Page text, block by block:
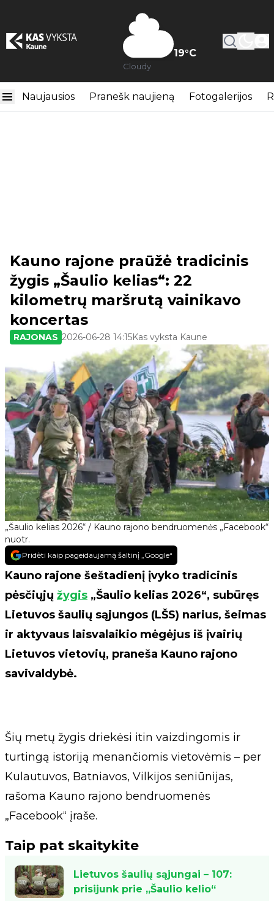
19°C
Cloudy
Naujausios Pranešk naujieną Fotogalerijos
„Šaulio kelias 2026“ / Kauno rajono bendruomenės „Facebook“
nuotr.
Kauno rajone praūžė tradicinis
žygis „Šaulio kelias“: 22
kilometrų maršrutą vainikavo
koncertas
RAJONAS 2026-06-28 14:15Kas vyksta Kaune
Pridėti kaip pageidaujamą šaltinį „Google“
Kauno rajone šeštadienį įvyko tradicinis
pėsčiųjų žygis „Šaulio kelias 2026“, subūręs
Lietuvos šaulių sąjungos (LŠS) narius, šeimas
ir aktyvaus laisvalaikio mėgėjus iš įvairių
Lietuvos vietovių, praneša Kauno rajono
savivaldybė.
Šių metų žygis driekėsi itin vaizdingomis ir
turtingą istoriją menančiomis vietovėmis – per
Kulautuvos, Batniavos, Vilkijos seniūnijas,
rašoma Kauno rajono bendruomenės
„Facebook“ įraše.
Taip pat skaitykite
Lietuvos šaulių sąjungai – 107:
prisijunk prie „Šaulio kelio“